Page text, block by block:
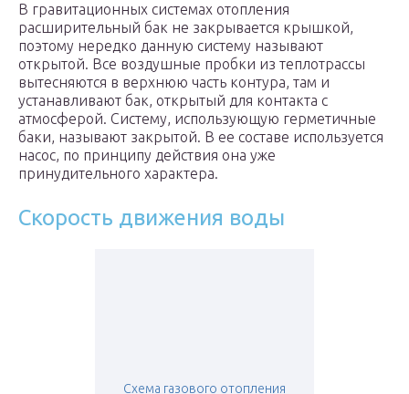
В гравитационных системах отопления
расширительный бак не закрывается крышкой,
поэтому нередко данную систему называют
открытой. Все воздушные пробки из теплотрассы
вытесняются в верхнюю часть контура, там и
устанавливают бак, открытый для контакта с
атмосферой. Систему, использующую герметичные
баки, называют закрытой. В ее составе используется
насос, по принципу действия она уже
принудительного характера.
Скорость движения воды
Схема газового отопления